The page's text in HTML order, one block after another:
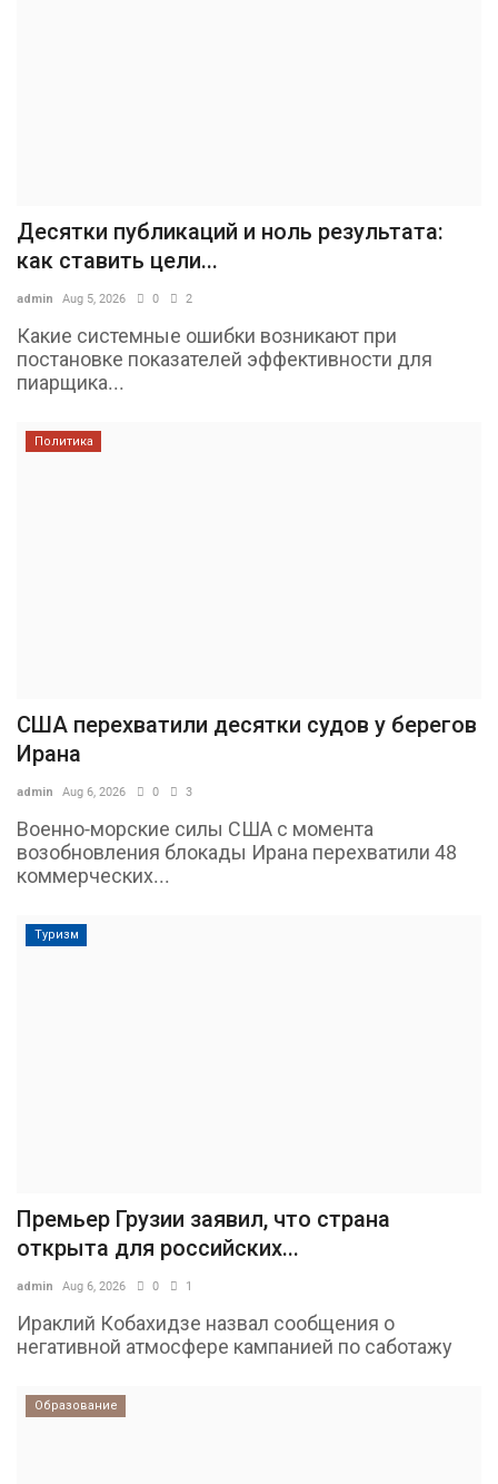
Десятки публикаций и ноль результата:
как ставить цели...
admin Aug 5, 2026 0 2
Какие системные ошибки возникают при
постановке показателей эффективности для
пиарщика...
Политика
США перехватили десятки судов у берегов
Ирана
admin Aug 6, 2026 0 3
Военно-морские силы США с момента
возобновления блокады Ирана перехватили 48
коммерческих...
Туризм
Премьер Грузии заявил, что страна
открыта для российских...
admin Aug 6, 2026 0 1
Ираклий Кобахидзе назвал сообщения о
негативной атмосфере кампанией по саботажу
Образование